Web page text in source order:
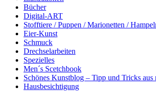
Bücher
Digital-ART
Stofftiere / Puppen / Marionetten /
Eier-Kunst
Schmuck
Drechselarbeiten
Spezielles
Men´s Scetchbook
Schönes Kunstblog – Tipp und Tricks aus
Hausbesichtigung